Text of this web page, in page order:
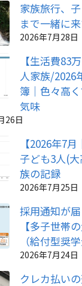
家族旅行、
まで一緒に
2026年7月28日
【生活費83
人家族/2026
簿｜色々高
気味
26日
【2026年7月
子ども3人(
族の記録
2026年7月25日
採用通知が
【多子世帯
（給付型奨学
2026年7月24日
クレカ払いの